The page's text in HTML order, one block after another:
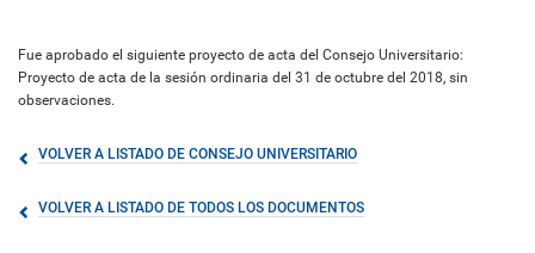
Fue aprobado el siguiente proyecto de acta del Consejo Universitario:
Proyecto de acta de la sesión ordinaria del 31 de octubre del 2018, sin
observaciones.
VOLVER A LISTADO DE CONSEJO UNIVERSITARIO
VOLVER A LISTADO DE TODOS LOS DOCUMENTOS